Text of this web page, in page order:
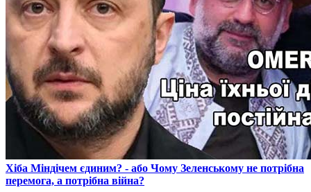
​Хіба Міндічем єдиним? - або Чому Зеленському не потрібна
перемога, а потрібна війна?